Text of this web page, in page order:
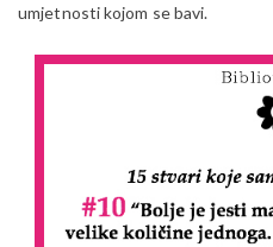
umjetnosti kojom se bavi.